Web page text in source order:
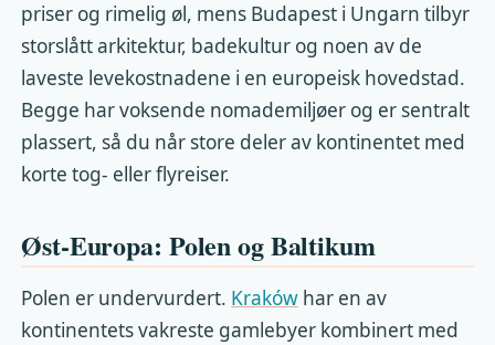
priser og rimelig øl, mens Budapest i Ungarn tilbyr
storslått arkitektur, badekultur og noen av de
laveste levekostnadene i en europeisk hovedstad.
Begge har voksende nomademiljøer og er sentralt
plassert, så du når store deler av kontinentet med
korte tog- eller flyreiser.
Øst-Europa: Polen og Baltikum
Polen er undervurdert. Kraków har en av
kontinentets vakreste gamlebyer kombinert med